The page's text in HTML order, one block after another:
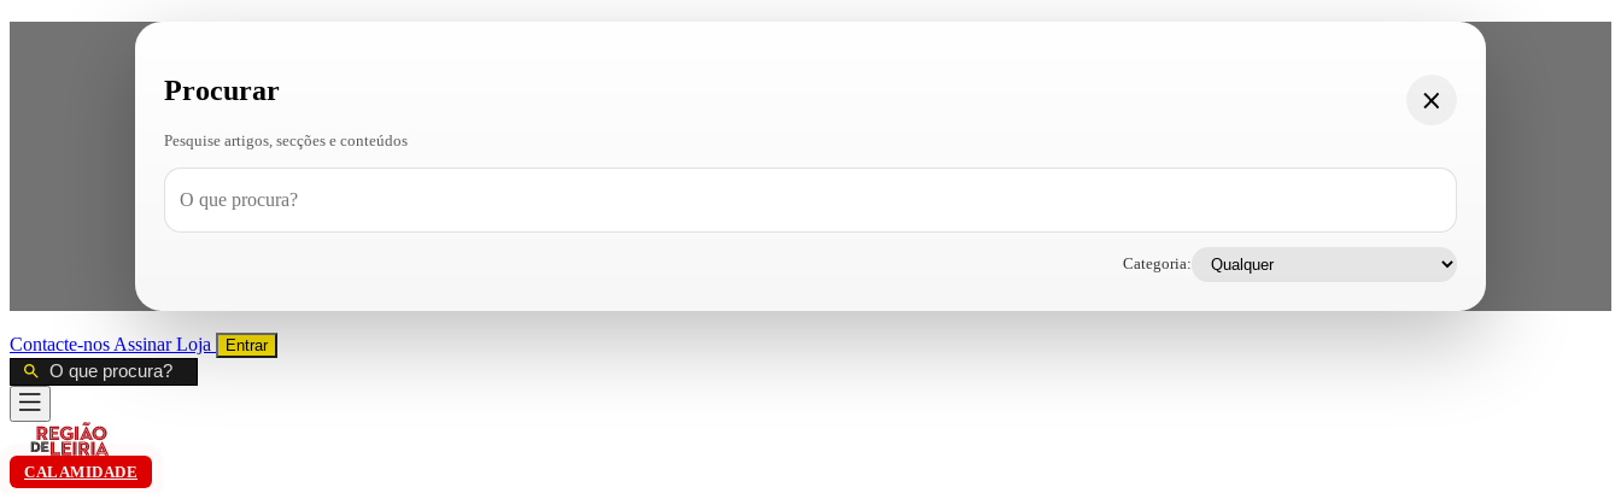
Procurar
Pesquise artigos, secções e conteúdos
Categoria:
Contacte-nos AssinarLoja Entrar
CALAMIDADE